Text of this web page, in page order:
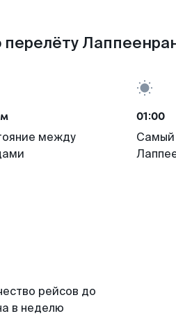
между
01:00
Самый
рейсов до
в неделю